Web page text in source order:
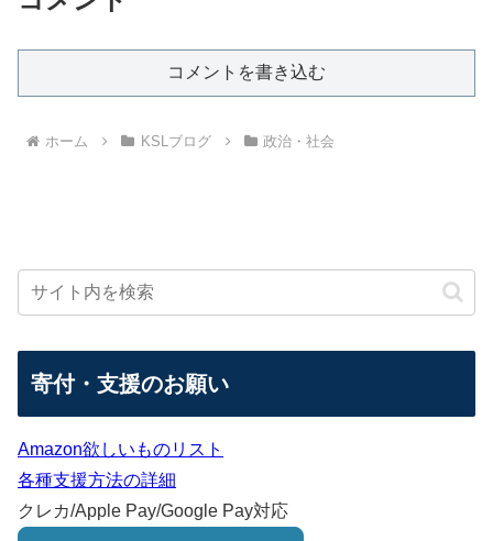
コメントを書き込む
ホーム KSLブログ 政治・社会
寄付・支援のお願い
Amazon欲しいものリスト
各種支援方法の詳細
クレカ/Apple Pay/Google Pay対応